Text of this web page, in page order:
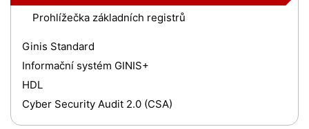
Prohlížečka základních registrů
Ginis Standard
Informační systém GINIS+
HDL
Cyber Security Audit 2.0 (CSA)